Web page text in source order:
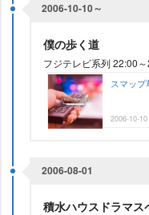
2006-10-10～
僕の歩く道
フジテレビ系列 22:00
スマップ
2006-10-10
2006-08-01
積水ハウスドラマス